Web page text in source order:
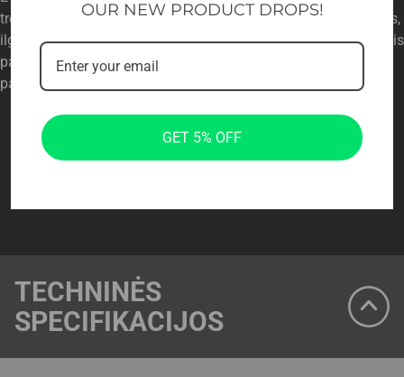
treniruotėms. Minkšti ir patogūs apmušalai užpildyti tankiomis,
ilgaamžėmis putomis, kurios nepraranda savo formos. Be to, jis
padengtas aukščiausios kokybės, stipria PU oda, kad būtų
patvaresnis.
TECHNINĖS
SPECIFIKACIJOS
OUR NEW PRODUCT DROPS!
GET 5% OFF